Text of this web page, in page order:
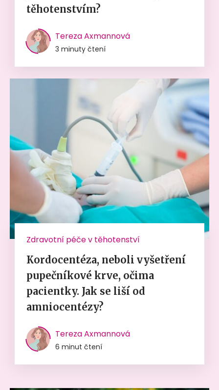
těhotenstvím?
Tereza Axmannová
3 minuty čtení
Zdravotní péče v těhotenství
Kordocentéza, neboli vyšetření
pupečníkové krve, očima
pacientky. Jak se liší od
amniocentézy?
Tereza Axmannová
6 minut čtení